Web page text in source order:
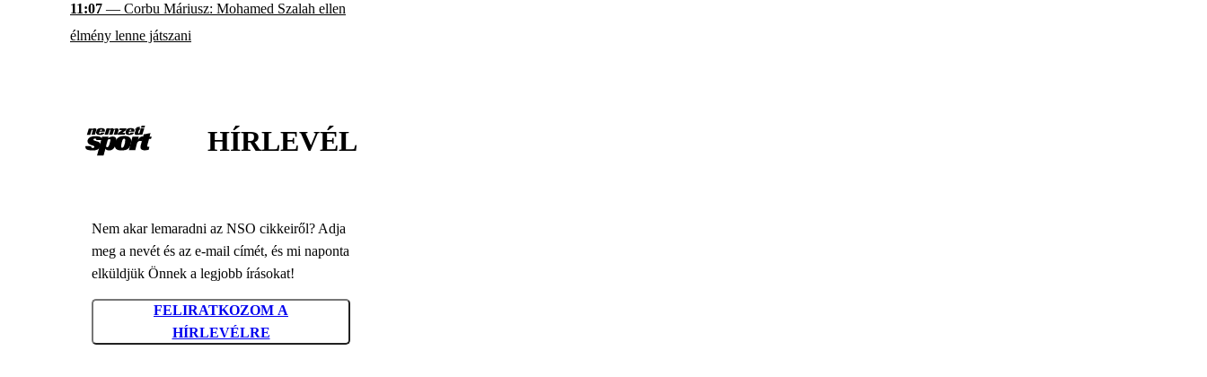
11:07 — Corbu Máriusz: Mohamed Szalah ellen
élmény lenne játszani
HÍRLEVÉL
Nem akar lemaradni az NSO cikkeiről? Adja
meg a nevét és az e-mail címét, és mi naponta
elküldjük Önnek a legjobb írásokat!
FELIRATKOZOM A
HÍRLEVÉLRE